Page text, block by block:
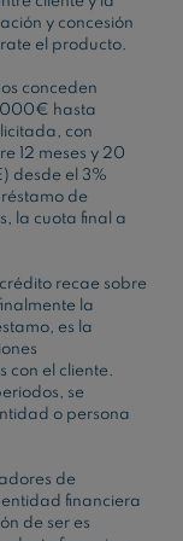
y concesión
el producto.
conceden
hasta
con
12 meses y 20
desde el 3%
de
la cuota final a
recae sobre
la
es la
con el cliente.
se
o persona
de
entidad financiera
de ser es